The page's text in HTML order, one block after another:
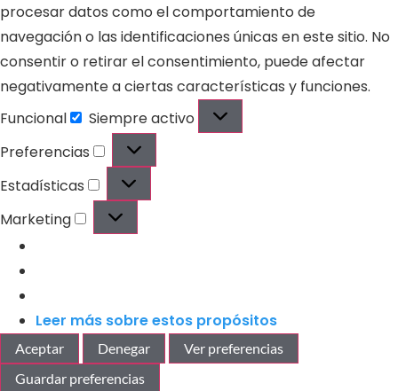
procesar datos como el comportamiento de
navegación o las identificaciones únicas en este sitio. No
consentir o retirar el consentimiento, puede afectar
negativamente a ciertas características y funciones.
Funcional
Siempre activo
Preferencias
Estadísticas
Marketing
Leer más sobre estos propósitos
Aceptar Denegar
Ver preferencias
Guardar preferencias